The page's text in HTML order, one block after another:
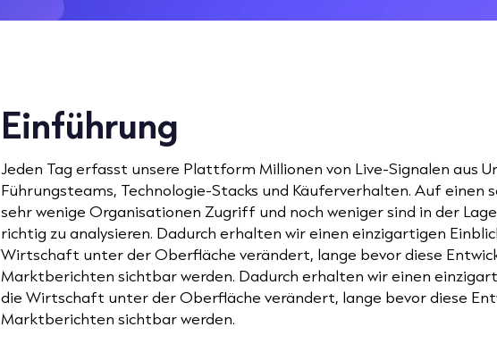
Einführung
Jeden Tag erfasst unsere Plattform Millionen von Live-Signalen aus
Führungsteams, Technologie-Stacks und Käuferverhalten. Auf einen
sehr wenige Organisationen Zugriff und noch weniger sind in der
richtig zu analysieren. Dadurch erhalten wir einen einzigartigen
Wirtschaft unter der Oberfläche verändert, lange bevor diese
Marktberichten sichtbar werden. Dadurch erhalten wir einen
die Wirtschaft unter der Oberfläche verändert, lange bevor diese
Marktberichten sichtbar werden.